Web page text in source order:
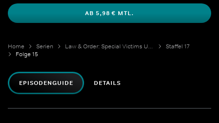
AB 5,98 € MTL.
Home Serien Law & Order: Special Victims Unit
Staffel 17
Folge 15
EPISODENGUIDE DETAILS